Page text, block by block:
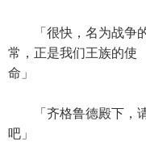
「很快，名为战争的
常，正是我们王族的使
命」
「齐格鲁德殿下，请
吧」